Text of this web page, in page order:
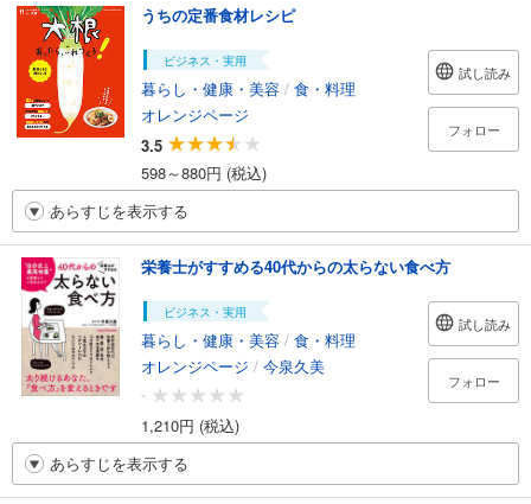
うちの定番食材レシピ
ビジネス・実用
暮らし・健康・美容 / 食・料理
オレンジページ
3.5
598～880円 (税込)
試し読み
フォロー
あらすじを表示する
栄養士がすすめる40代からの太らない食べ方
ビジネス・実用
暮らし・健康・美容 / 食・料理
オレンジページ / 今泉久美
-
1,210円 (税込)
試し読み
フォロー
あらすじを表示する